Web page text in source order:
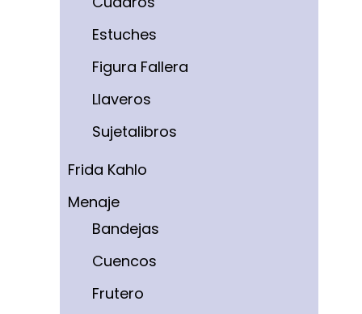
Estuches
Figura Fallera
Llaveros
Sujetalibros
Frida Kahlo
Menaje
Bandejas
Cuencos
Frutero